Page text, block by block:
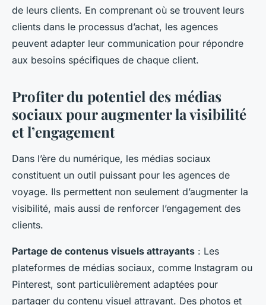
de leurs clients. En comprenant où se trouvent leurs
clients dans le processus d’achat, les agences
peuvent adapter leur communication pour répondre
aux besoins spécifiques de chaque client.
Profiter du potentiel des médias
sociaux pour augmenter la visibilité
et l’engagement
Dans l’ère du numérique, les médias sociaux
constituent un outil puissant pour les agences de
voyage. Ils permettent non seulement d’augmenter la
visibilité, mais aussi de renforcer l’engagement des
clients.
Partage de contenus visuels attrayants : Les
plateformes de médias sociaux, comme Instagram ou
Pinterest, sont particulièrement adaptées pour
partager du contenu visuel attrayant. Des photos et